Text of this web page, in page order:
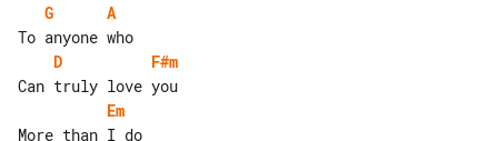
G
A
D
F#m
Em